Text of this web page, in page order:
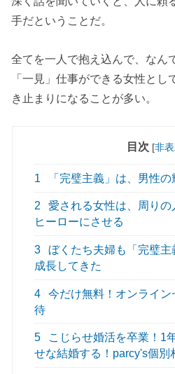
手だということだ。
全てを一人で抱え込んで、なん
「一見」仕事ができる女性と
き止まりになることが多い。
目次 [非
1 「完璧主義」は、男性
2
愛される女性は、周り
ヒーローにさせる
3
ぼくたち夫婦も「完璧主
成長してきた
4
今だけ無料！オンライ
待
5
こじらせ婚活を卒業！1
せな結婚する！parcy's個別